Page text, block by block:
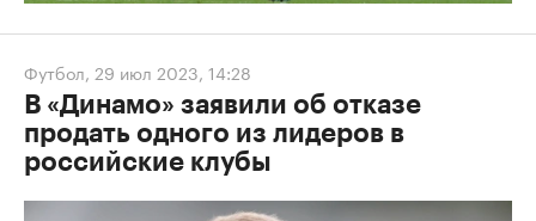
Футбол, 29 июл 2023, 14:28
В «Динамо» заявили об отказе
продать одного из лидеров в
российские клубы